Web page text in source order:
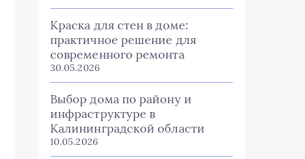
Краска для стен в доме:
практичное решение для
современного ремонта
30.05.2026
Выбор дома по району и
инфраструктуре в
Калининградской области
10.05.2026